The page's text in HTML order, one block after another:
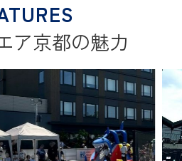
ア京都の魅力